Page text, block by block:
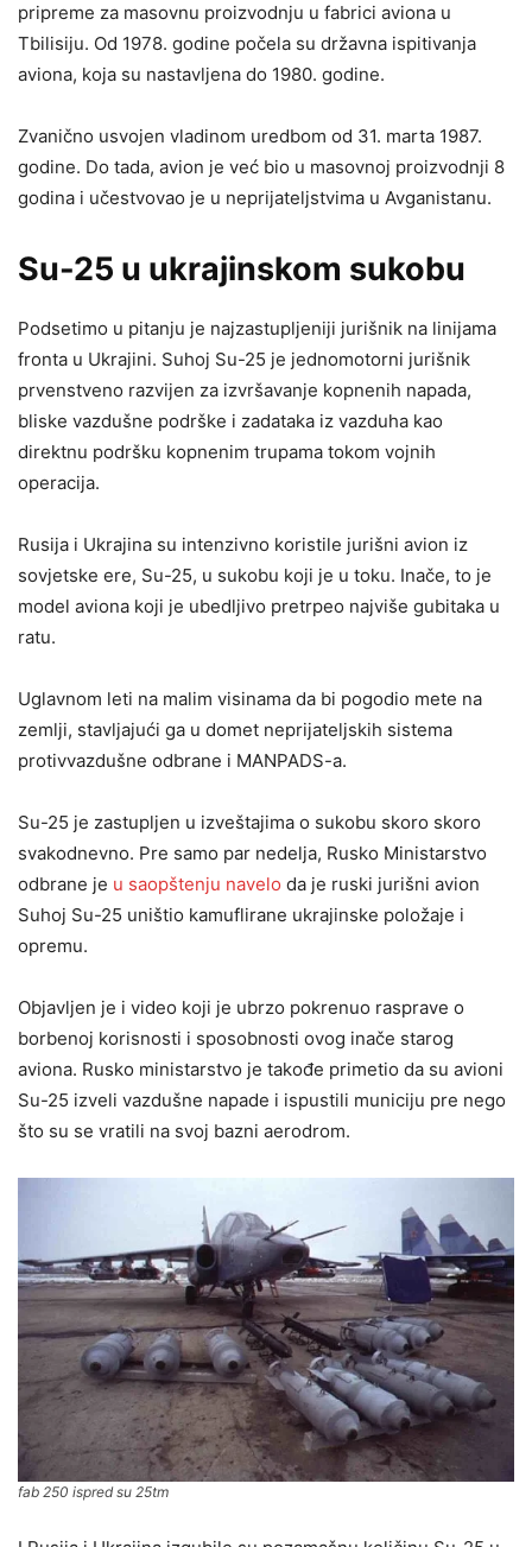
pripreme za masovnu proizvodnju u fabrici aviona u
Tbilisiju. Od 1978. godine počela su državna ispitivanja
aviona, koja su nastavljena do 1980. godine.
Zvanično usvojen vladinom uredbom od 31. marta 1987.
godine. Do tada, avion je već bio u masovnoj proizvodnji 8
godina i učestvovao je u neprijateljstvima u Avganistanu.
Su-25 u ukrajinskom sukobu
Podsetimo u pitanju je najzastupljeniji jurišnik na linijama
fronta u Ukrajini. Suhoj Su-25 je jednomotorni jurišnik
prvenstveno razvijen za izvršavanje kopnenih napada,
bliske vazdušne podrške i zadataka iz vazduha kao
direktnu podršku kopnenim trupama tokom vojnih
operacija.
Rusija i Ukrajina su intenzivno koristile jurišni avion iz
sovjetske ere, Su-25, u sukobu koji je u toku. Inače, to je
model aviona koji je ubedljivo pretrpeo najviše gubitaka u
ratu.
Uglavnom leti na malim visinama da bi pogodio mete na
zemlji, stavljajući ga u domet neprijateljskih sistema
protivvazdušne odbrane i MANPADS-a.
Su-25 je zastupljen u izveštajima o sukobu skoro skoro
svakodnevno. Pre samo par nedelja, Rusko Ministarstvo
odbrane je u saopštenju navelo da je ruski jurišni avion
Suhoj Su-25 uništio kamuflirane ukrajinske položaje i
opremu.
Objavljen je i video koji je ubrzo pokrenuo rasprave o
borbenoj korisnosti i sposobnosti ovog inače starog
aviona. Rusko ministarstvo je takođe primetio da su avioni
Su-25 izveli vazdušne napade i ispustili municiju pre nego
što su se vratili na svoj bazni aerodrom.
fab 250 ispred su 25tm